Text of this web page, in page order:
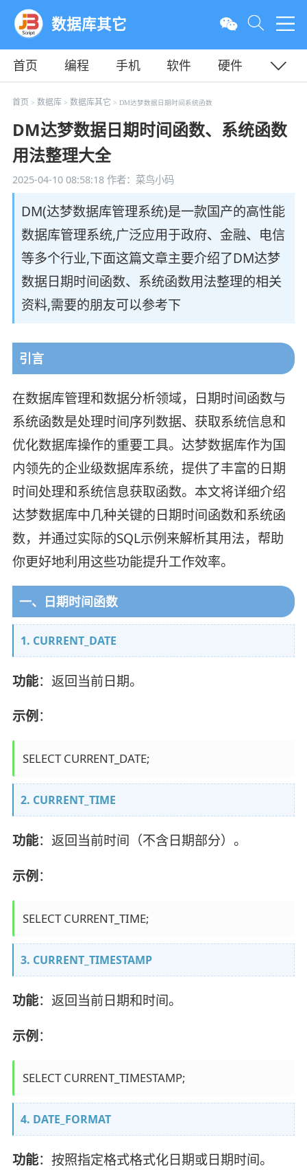
数据库其它
首页 编程 手机 软件
硬件
教程
平面 服务器
首页 > 数据库> 数据库其它 > DM达梦数据日期时间系统函数
DM达梦数据日期时间函数、系统函数
用法整理大全
2025-04-10 08:58:18作者：菜鸟小码
DM(达梦数据库管理系统)是一款国产的高性能
数据库管理系统,广泛应用于政府、金融、电信
等多个行业,下面这篇文章主要介绍了DM达梦
数据日期时间函数、系统函数用法整理的相关
资料,需要的朋友可以参考下
引言
在数据库管理和数据分析领域，日期时间函数与
系统函数是处理时间序列数据、获取系统信息和
优化数据库操作的重要工具。达梦数据库作为国
内领先的企业级数据库系统，提供了丰富的日期
时间处理和系统信息获取函数。本文将详细介绍
达梦数据库中几种关键的日期时间函数和系统函
数，并通过实际的SQL示例来解析其用法，帮助
你更好地利用这些功能提升工作效率。
一、日期时间函数
1. CURRENT_DATE
功能：返回当前日期。
示例：
SELECT CURRENT_DATE;
2. CURRENT_TIME
功能：返回当前时间（不含日期部分）。
示例：
SELECT CURRENT_TIME;
3. CURRENT_TIMESTAMP
功能：返回当前日期和时间。
示例：
SELECT CURRENT_TIMESTAMP;
4. DATE_FORMAT
功能：按照指定格式格式化日期或日期时间。